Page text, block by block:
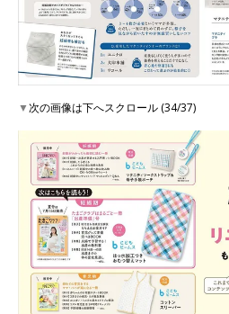
▼次の画像は下へスクロール (34/37)